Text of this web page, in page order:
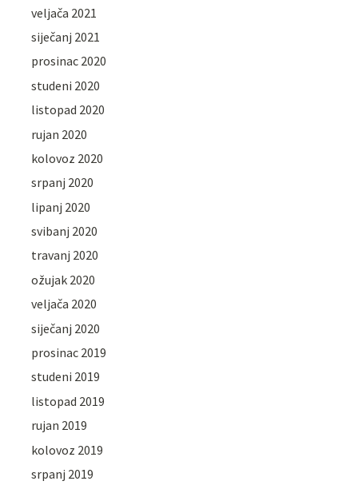
veljača 2021
siječanj 2021
prosinac 2020
studeni 2020
listopad 2020
rujan 2020
kolovoz 2020
srpanj 2020
lipanj 2020
svibanj 2020
travanj 2020
ožujak 2020
veljača 2020
siječanj 2020
prosinac 2019
studeni 2019
listopad 2019
rujan 2019
kolovoz 2019
srpanj 2019